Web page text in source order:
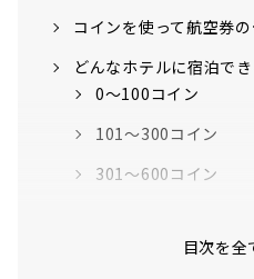
コインを使って航空券の
どんなホテルに宿泊でき
0〜100コイン
101〜300コイン
301〜600コイン
1001コイン以上